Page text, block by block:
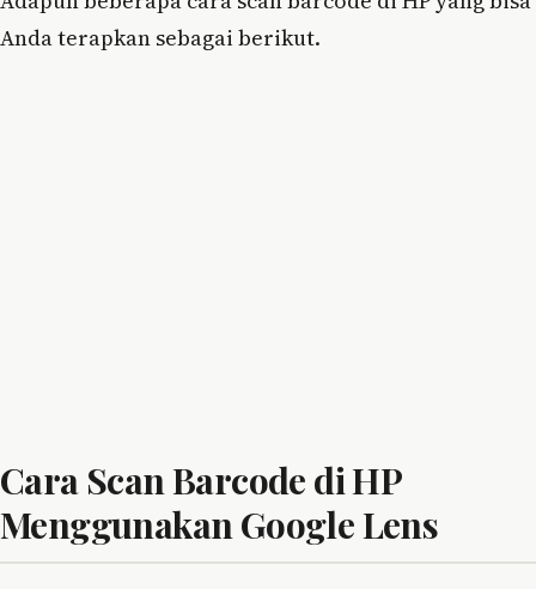
Anda terapkan sebagai berikut.
Cara Scan Barcode di HP
Menggunakan Google Lens